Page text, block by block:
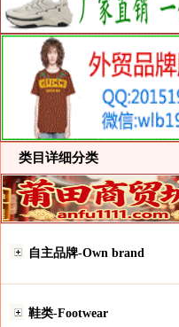
类目详细分类
自主品牌-Own brand
鞋类-Footwear